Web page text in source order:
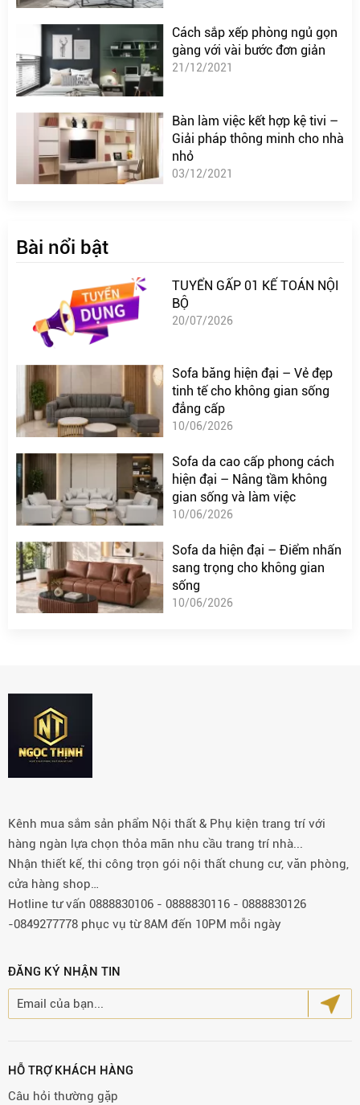
Cách sắp xếp phòng ngủ gọn
gàng với vài bước đơn giản
21/12/2021
Bàn làm việc kết hợp kệ tivi –
Giải pháp thông minh cho nhà
nhỏ
03/12/2021
Bài nổi bật
TUYỂN GẤP 01 KẾ TOÁN NỘI
BỘ
20/07/2026
Sofa băng hiện đại – Vẻ đẹp
tinh tế cho không gian sống
đẳng cấp
10/06/2026
Sofa da cao cấp phong cách
hiện đại – Nâng tầm không
gian sống và làm việc
10/06/2026
Sofa da hiện đại – Điểm nhấn
sang trọng cho không gian
sống
10/06/2026
Kênh mua sắm sản phẩm Nội thất & Phụ kiện trang trí với
hàng ngàn lựa chọn thỏa mãn nhu cầu trang trí nhà...
Nhận thiết kế, thi công trọn gói nội thất chung cư, văn phòng,
cửa hàng shop…
Hotline tư vấn 0888830106 - 0888830116 - 0888830126
-0849277778 phục vụ từ 8AM đến 10PM mỗi ngày
ĐĂNG KÝ NHẬN TIN
HỖ TRỢ KHÁCH HÀNG
Câu hỏi thường gặp